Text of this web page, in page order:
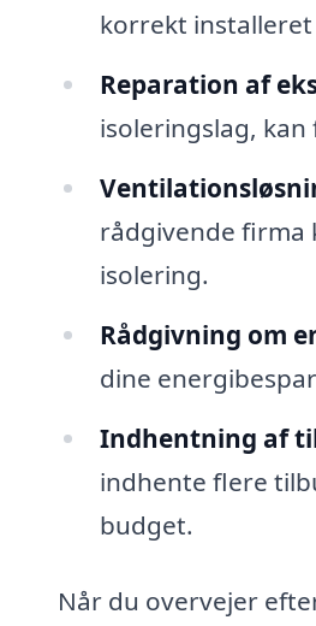
korrekt
Reparation af
isoleringslag,
rådgivende firma
isolering.
Rådgivning om
dine
Indhentning af
indhente flere
budget.
Når du overvejer